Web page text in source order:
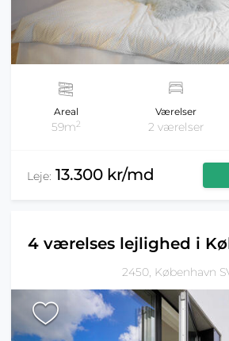
Areal
59m2
Værelser
2 værelser
Leje: 13.300 kr/md
4 værelses lejlighed i
2450, København